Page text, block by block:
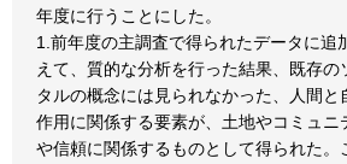
年度に行うことにした。
1.前年度の主調査で得られたデータに追
えて、質的な分析を行った結果、既存の
タルの概念には見られなかった、人間と
作用に関係する要素が、土地やコミュニ
や信頼に関係するものとして得られた。